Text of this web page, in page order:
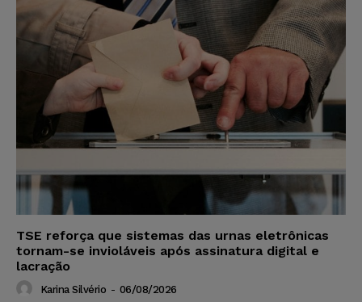
TSE reforça que sistemas das urnas eletrônicas
tornam-se invioláveis após assinatura digital e
lacração
Karina Silvério - 06/08/2026